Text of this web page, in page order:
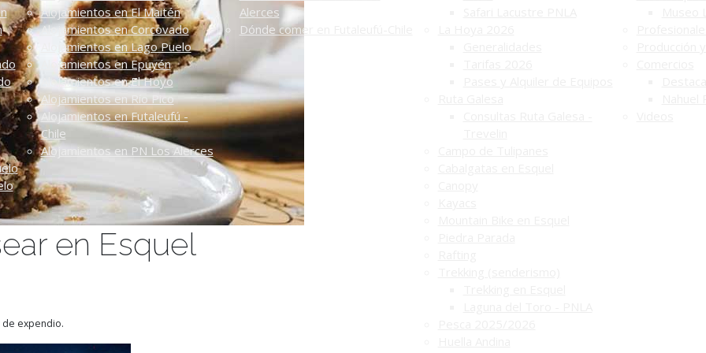
Alojamientos en El Maitén
Alojamientos en Corcovado
Alojamientos en Lago Puelo
Alojamientos en Epuyén
Alojamientos en El Hoyo
Alojamientos en Río Pico
Alojamientos en Futaleufú -
Chile
Alojamientos en PN Los Alerces
Alerces
Dónde comer en Futaleufú-Chile
en Esquel
de expendio.